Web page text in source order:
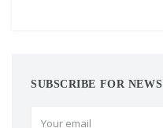
SUBSCRIBE FOR NEWS